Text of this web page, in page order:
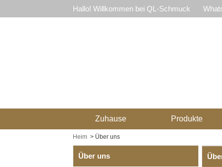
Hallo! Willkommen bei QL-Schmuck
Zuhause Produkte
Heim> Über uns
Über uns